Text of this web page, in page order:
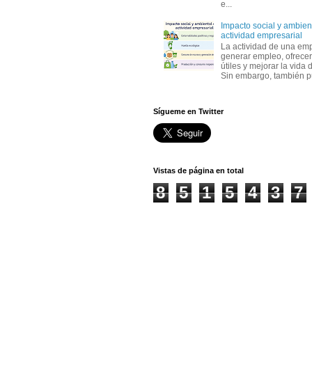
e...
Impacto social y
actividad empresarial
La actividad de una
generar empleo,
útiles y mejorar la vida
Sin embargo, también
Sígueme en Twitter
Vistas de página en total
8 5 1 5 4 3 7